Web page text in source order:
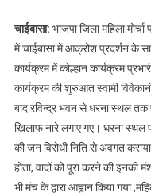
चाईबासा: भाजपा जिला महिला
में चाईबासा में आक्रोश प्रदर्शन के
कार्यक्रम में कोल्हान कार्यक्रम
कार्यक्रम की शुरुआत स्वामी
बाद रविन्द्र भवन से धरना स्थल तक
खिलाफ नारे लगाए गए। धरना स्थल
की जन विरोधी निति से अवगत
होता, वादों को पूरा करने की इनकी
भी मंच के द्वारा आह्वान किया गया